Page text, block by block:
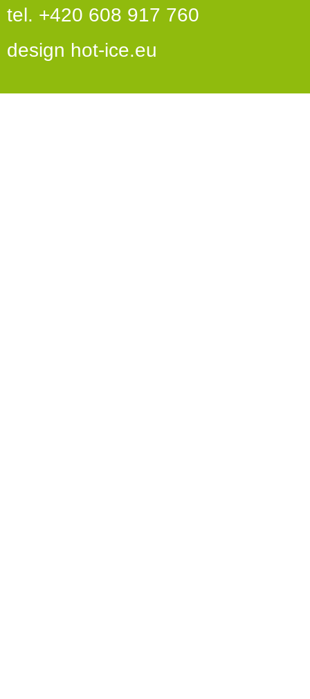
tel. +420 608 917 760
design hot-ice.eu